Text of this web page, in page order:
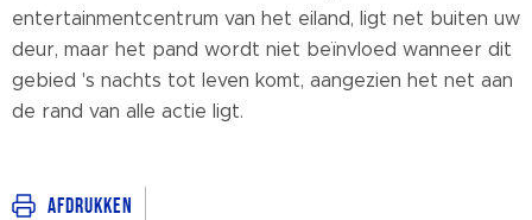
entertainmentcentrum van het eiland, ligt net buiten uw
deur, maar het pand wordt niet beïnvloed wanneer dit
gebied 's nachts tot leven komt, aangezien het net aan
de rand van alle actie ligt.
Afdrukken